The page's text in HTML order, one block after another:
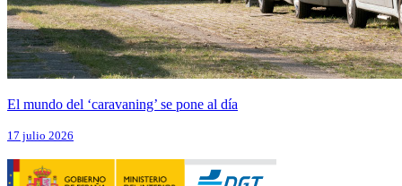
El mundo del ‘caravaning’ se pone al día
17 julio 2026